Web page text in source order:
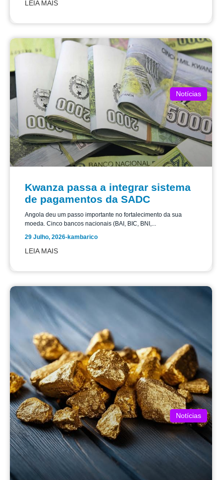
LEIA MAIS
Notícias
Kwanza passa a integrar sistema
de pagamentos da SADC
Angola deu um passo importante no fortalecimento da sua
moeda. Cinco bancos nacionais (BAI, BIC, BNI,...
29 Julho, 2026-kambarico
LEIA MAIS
Notícias